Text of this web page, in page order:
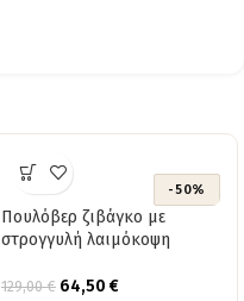
-50%
Πουλόβερ ζιβάγκο με
στρογγυλή λαιμόκοψη
129,00€ 64,50 €